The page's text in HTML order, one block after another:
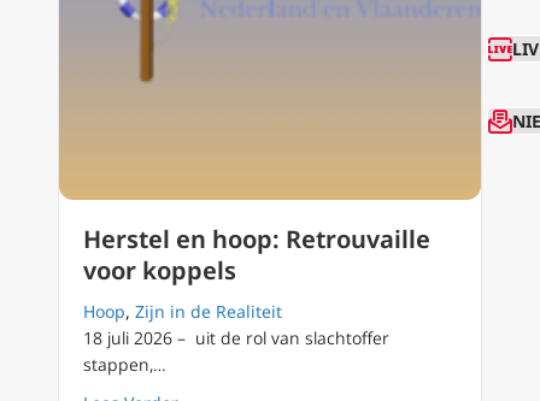
Herstel en hoop: Retrouvaille
voor koppels
Hoop, Zijn in de Realiteit
18 juli 2026 – uit de rol van slachtoffer
stappen,…